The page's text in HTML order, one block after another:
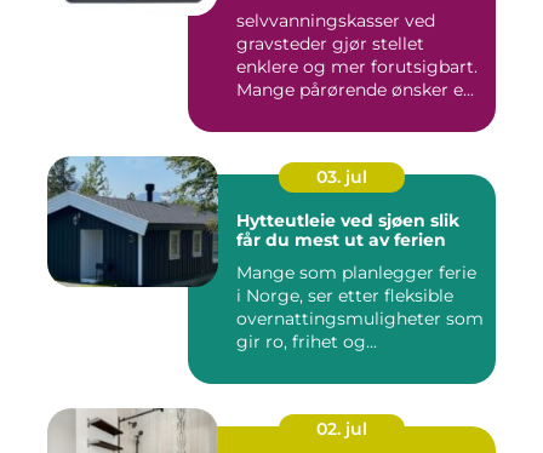
selvvanningskasser ved
gravsteder gjør stellet
enklere og mer forutsigbart.
Mange pårørende ønsker e...
03. jul
Hytteutleie ved sjøen slik
får du mest ut av ferien
Mange som planlegger ferie
i Norge, ser etter fleksible
overnattingsmuligheter som
gir ro, frihet og...
02. jul